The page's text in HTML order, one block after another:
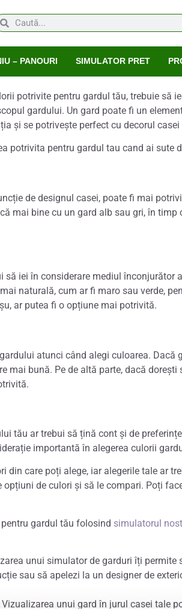
– PANOURI SIMULATOR PRET
potrivite pentru gardul tău, trebuie să
gardului. Un gard poate fi un
și se potrivește perfect cu decorul casei
de designul casei, poate fi mai
mai bine cu un gard alb sau gri, în
să iei în considerare mediul
naturală, cum ar fi maro sau verde,
ar putea fi o opțiune mai potrivită.
atunci când alegi culoarea.
mai bună. Pe de altă parte, dacă
tău ar trebui să țină cont și de
importantă în alegerea culorii
din care poți alege, iar alegerile tale ar
de culori și să le compari. Poți
gardul tău folosind simulatorul
unui simulator de garduri îți permite
sau să apelezi la un designer de
unui gard în jurul casei tale